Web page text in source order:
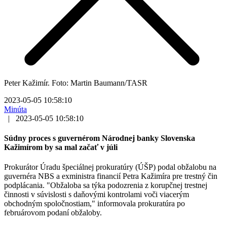
Peter Kažimír. Foto: Martin Baumann/TASR
2023-05-05 10:58:10
Minúta
|
2023-05-05 10:58:10
Súdny proces s guvernérom Národnej banky Slovenska
Kažimírom by sa mal začať v júli
Prokurátor Úradu špeciálnej prokuratúry (ÚŠP) podal obžalobu na
guvernéra NBS a exministra financií Petra Kažimíra pre trestný čin
podplácania. "Obžaloba sa týka podozrenia z korupčnej trestnej
činnosti v súvislosti s daňovými kontrolami voči viacerým
obchodným spoločnostiam," informovala prokuratúra po
februárovom podaní obžaloby.